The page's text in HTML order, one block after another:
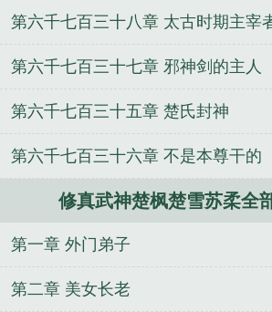
善良的蜜蜂 修真武神楚枫最新章节
枫4693章最新
修真武神楚枫 笔趣
嫁给我
三国：开局带走孙家小萝莉
开始 说好机甲大战，你靠气血成神
不好意思我是生意人
我，警察，破
相爱恨晚 他们都觉得我是大佬[综
候
斗罗龙王：紫煌踏天，大日焚炎
年，从卖荔枝发家
日情报登神
第六千七百三十八章 太古时期主宰
第六千七百三十七章 邪神剑的主人
第六千七百三十五章 楚氏封神
第六千七百三十六章 不是本尊干的
修真武神楚枫楚雪苏柔全
第一章 外门弟子
第二章 美女长老